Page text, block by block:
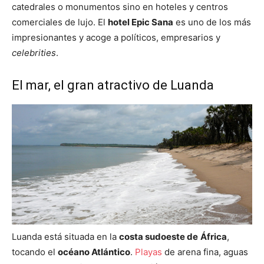
catedrales o monumentos sino en hoteles y centros
comerciales de lujo. El hotel Epic Sana es uno de los más
impresionantes y acoge a políticos, empresarios y
celebrities.
El mar, el gran atractivo de Luanda
Luanda está situada en la costa sudoeste de África,
tocando el océano Atlántico. Playas de arena fina, aguas